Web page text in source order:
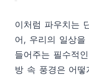
이처럼 파우치는
어, 우리의 일상
들어주는 필수적
방 속 풍경은 어